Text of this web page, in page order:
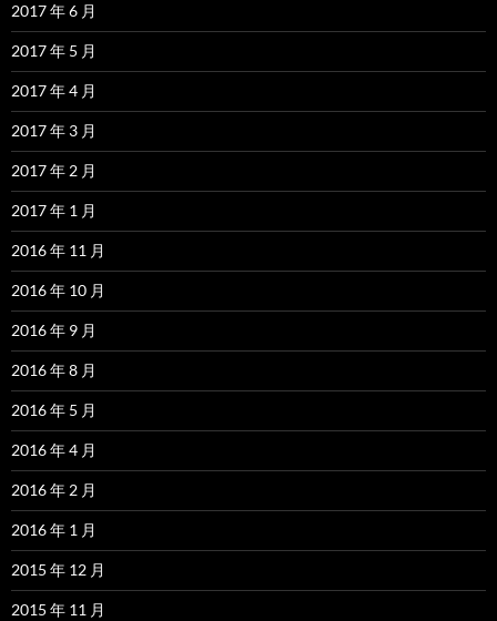
2017 年 6 月
2017 年 5 月
2017 年 4 月
2017 年 3 月
2017 年 2 月
2017 年 1 月
2016 年 11 月
2016 年 10 月
2016 年 9 月
2016 年 8 月
2016 年 5 月
2016 年 4 月
2016 年 2 月
2016 年 1 月
2015 年 12 月
2015 年 11 月